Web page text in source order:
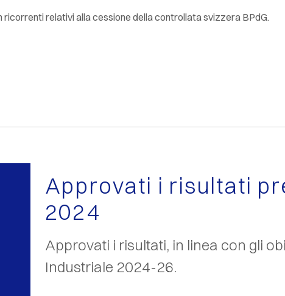
ricorrenti relativi alla cessione della controllata svizzera BPdG.
Approvati i risultati
2024
Approvati i risultati, in linea con gli
Industriale 2024-26.